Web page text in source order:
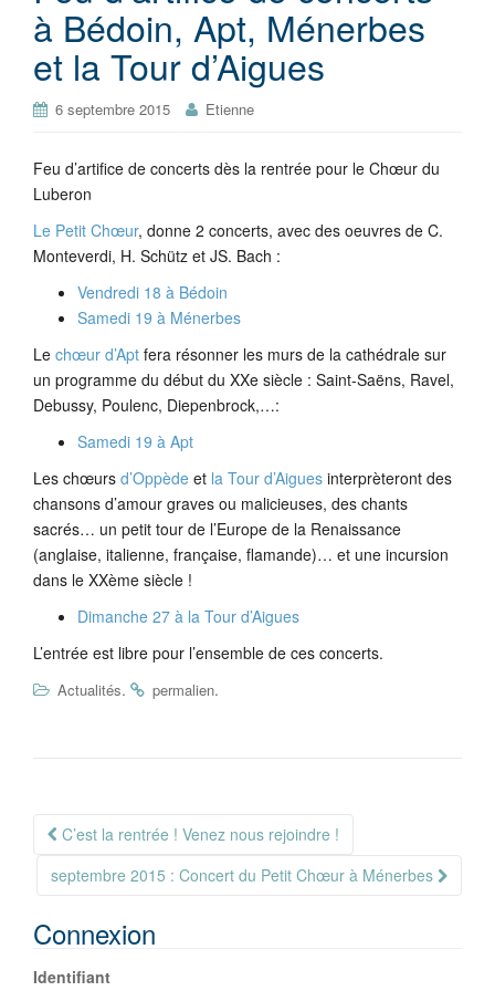
à Bédoin, Apt, Ménerbes
et la Tour d’Aigues
6 septembre 2015 Etienne
Feu d’artifice de concerts dès la rentrée pour le Chœur du
Luberon
Le Petit Chœur, donne 2 concerts, avec des oeuvres de C.
Monteverdi, H. Schütz et JS. Bach :
Vendredi 18 à Bédoin
Samedi 19 à Ménerbes
Le chœur d’Apt fera résonner les murs de la cathédrale sur
un programme du début du XXe siècle : Saint-Saëns, Ravel,
Debussy, Poulenc, Diepenbrock,…:
Samedi 19 à Apt
Les chœurs d’Oppède et la Tour d’Aigues interprèteront des
chansons d’amour graves ou malicieuses, des chants
sacrés… un petit tour de l’Europe de la Renaissance
(anglaise, italienne, française, flamande)… et une incursion
dans le XXème siècle !
Dimanche 27 à la Tour d’Aigues
L’entrée est libre pour l’ensemble de ces concerts.
Actualités. permalien.
Navigation
Article
C’est la rentrée ! Venez nous rejoindre !
septembre 2015 : Concert du Petit Chœur à Ménerbes
Connexion
Identifiant